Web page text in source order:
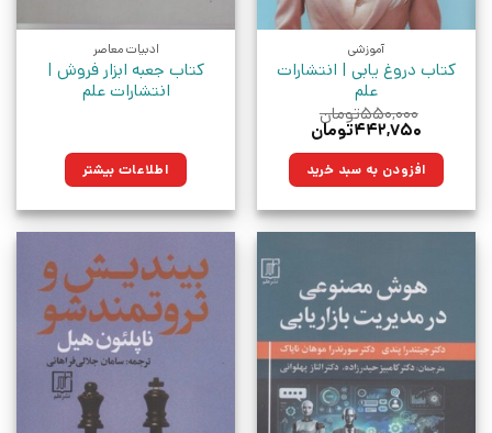
آموزشی
کتاب دروغ یابی | انتشارات
علم
۵۵۰,۰۰۰تومان
قیمت
۵۵۰,۰۰۰تومان
بود.
۴۴۲,۷۵۰تومان
۴۴۲,۷۵۰تومان.افزودن به سبد خرید
ادبیات معاصر
کتاب جعبه ابزار فروش |
انتشارات علم
اطلاعات بیشتر